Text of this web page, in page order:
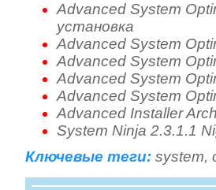
Advanced System
установка
Advanced System
Advanced System
Advanced System
Advanced System
Advanced Installer
System Ninja 2.3.1.1
Ключевые теги: system,